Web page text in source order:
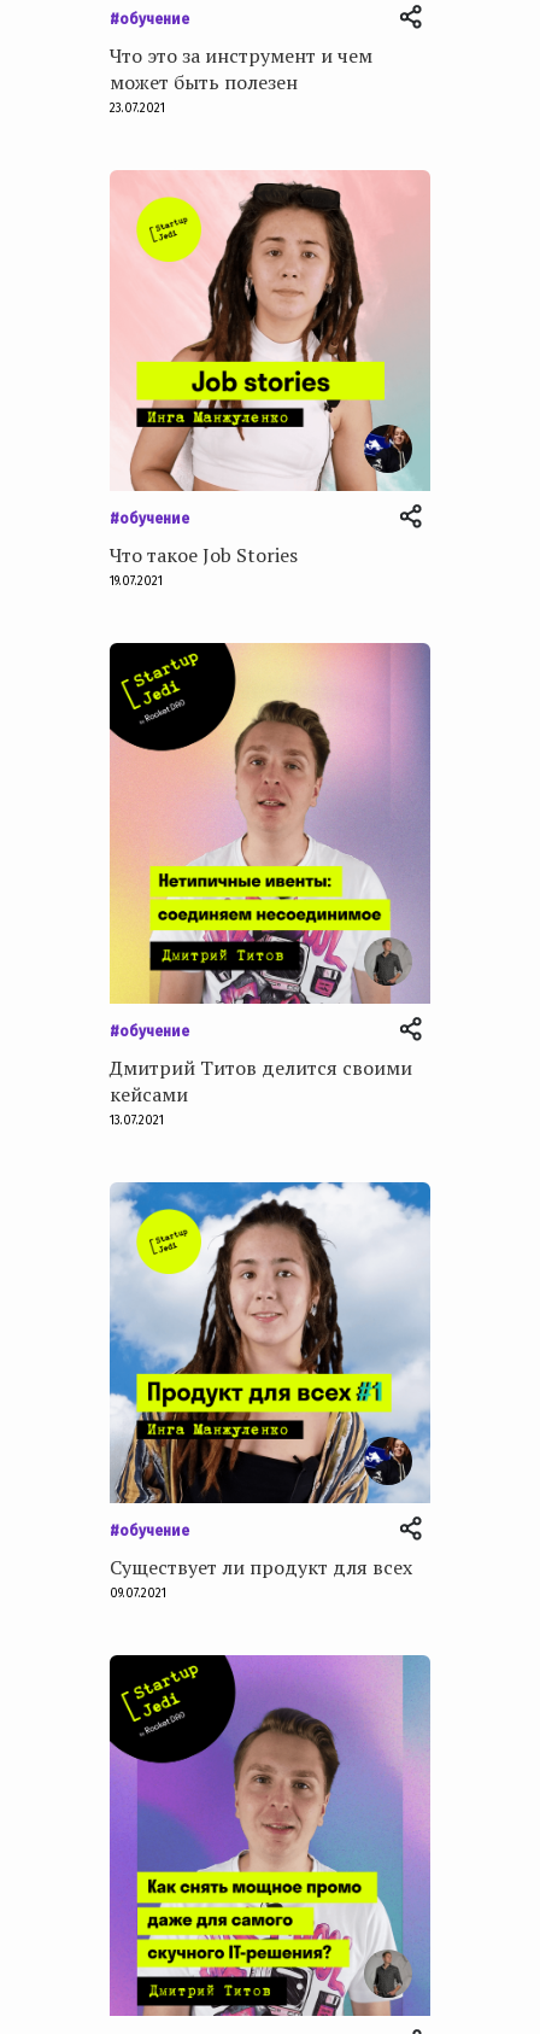
#обучение
Что это за инструмент и чем
может быть полезен
23.07.2021
#обучение
Что такое Job Stories
19.07.2021
#обучение
Дмитрий Титов делится своими
кейсами
13.07.2021
#обучение
Существует ли продукт для всех
09.07.2021